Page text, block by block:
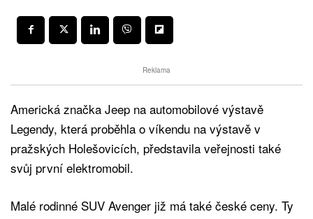
Reklama
Americká značka Jeep na automobilové výstavě
Legendy, která proběhla o víkendu na výstavě v
pražských Holešovicích, představila veřejnosti také
svůj první elektromobil.
Malé rodinné SUV Avenger již má také české ceny. Ty